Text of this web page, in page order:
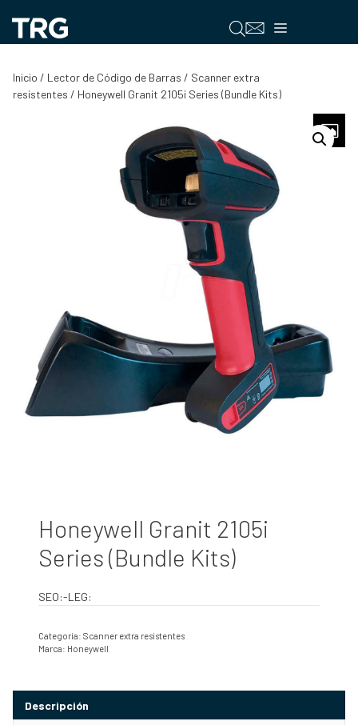
contenido
Menú
Inicio / Lector de Código de Barras / Scanner extra
resistentes / Honeywell Granit 2105i Series (Bundle Kits)
Honeywell Granit 2105i
Series (Bundle Kits)
SEO:-LEG:
Categoría: Scanner extra resistentes
Marca: Honeywell
Descripción